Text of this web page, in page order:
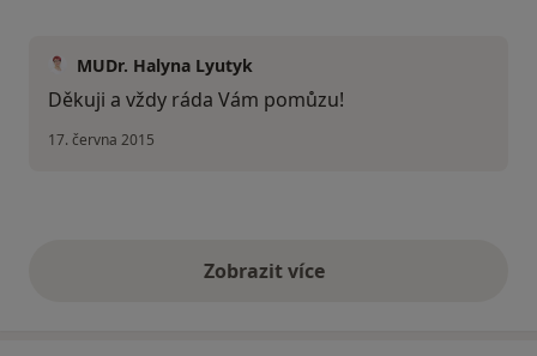
MUDr. Halyna Lyutyk
Děkuji a vždy ráda Vám pomůzu!
17. června 2015
Zobrazit vícevýše uvedené názory